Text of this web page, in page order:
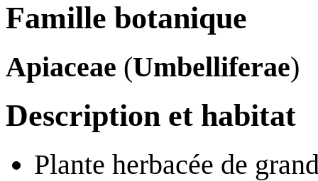
Famille botanique
Apiaceae (Umbelliferae)
Description et habitat
Plante herbacée de